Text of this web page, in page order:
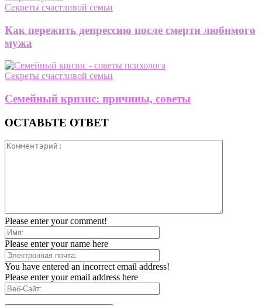
Секреты счастливой семьи
Как пережить депрессию после смерти любимого
мужа
Секреты счастливой семьи
Семейный кризис: причины, советы
ОСТАВЬТЕ ОТВЕТ
Please enter your comment!
Please enter your name here
You have entered an incorrect email address!
Please enter your email address here